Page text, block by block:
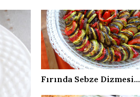
Fırında Sebze Dizmesi...